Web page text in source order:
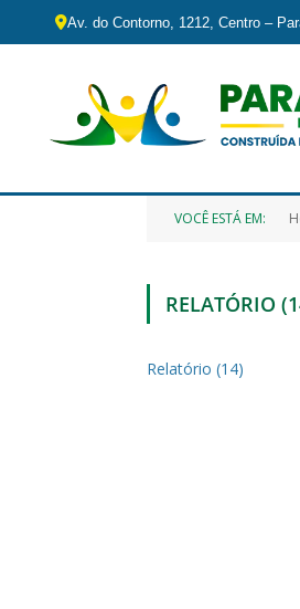
Av. do Contorno, 1212, Centro –
VOCÊ ESTÁ EM:
RELATÓRIO
Relatório (14)